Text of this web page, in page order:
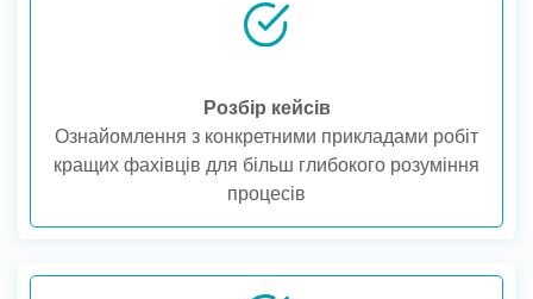
Розбір кейсів
Ознайомлення з конкретними прикладами робіт
кращих фахівців для більш глибокого розуміння
процесів